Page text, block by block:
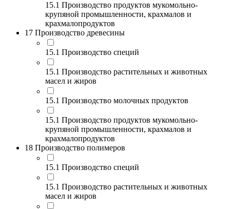
15.1 Производство продуктов мукомольно-
крупяной промышленности, крахмалов и
крахмалопродуктов
17 Производство древесины
15.1 Производство специй
15.1 Производство растительных и животных
масел и жиров
15.1 Производство молочных продуктов
15.1 Производство продуктов мукомольно-
крупяной промышленности, крахмалов и
крахмалопродуктов
18 Производство полимеров
15.1 Производство специй
15.1 Производство растительных и животных
масел и жиров